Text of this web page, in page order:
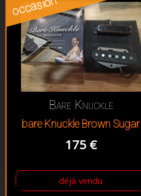
occasion
Bare Knuckle
bare Knuckle Brown Sugar
175 €
déjà vendu